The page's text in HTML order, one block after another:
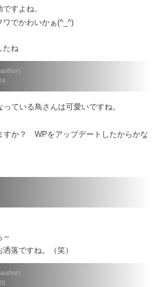
すよね。
でかわいかぁ(^_^)
たね
ている鳥さんは可愛いですね。
すか？ WPをアップデートしたからかな
落ですね。（笑）